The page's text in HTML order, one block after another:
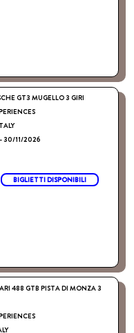
GT3 MUGELLO 3 GIRI
30/11/2026
BIGLIETTI DISPONIBILI
488 GTB PISTA DI MONZA 3